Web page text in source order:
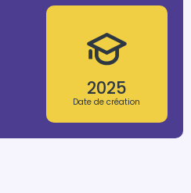
2025
Date de création